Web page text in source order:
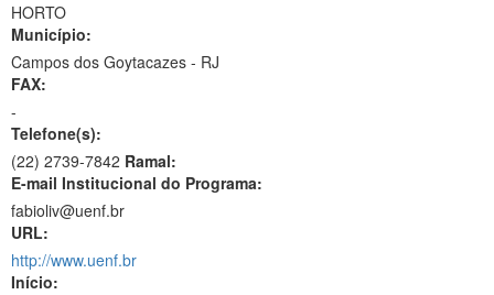
HORTO
Município:
Campos dos Goytacazes - RJ
FAX:
-
Telefone(s):
(22) 2739-7842 Ramal:
E-mail Institucional do Programa:
fabioliv@uenf.br
URL:
http://www.uenf.br
Início: